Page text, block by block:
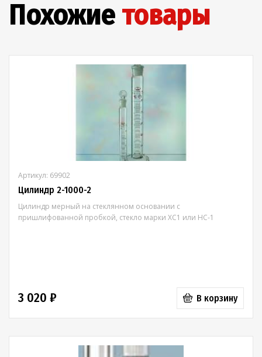
Похожие товары
Артикул: 69902
Цилиндр 2-1000-2
Цилиндр мерный на стеклянном основании с
пришлифованной пробкой, стекло марки ХС1 или НС-1
3 020 ₽ В корзину